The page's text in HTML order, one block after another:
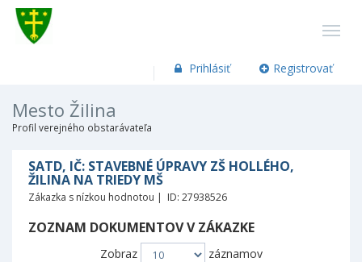
Prihlásiť Registrovať
Mesto Žilina
Profil verejného obstarávateľa
SATD, IČ: STAVEBNÉ ÚPRAVY ZŠ HOLLÉHO,
ŽILINA NA TRIEDY MŠ
Zákazka s nízkou hodnotou | ID: 27938526
ZOZNAM DOKUMENTOV V ZÁKAZKE
Zobraz záznamov